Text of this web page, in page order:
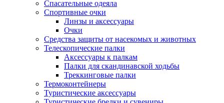
Спасательные одеяла
Спортивные очки
Линзы и аксессуары
Очки
Средства защиты от насекомых и животных
Телескопические палки
Аксессуары к палкам
Палки для скандинавской ходьбы
Треккинговые палки
Термоконтейнеры
Туристические аксессуары